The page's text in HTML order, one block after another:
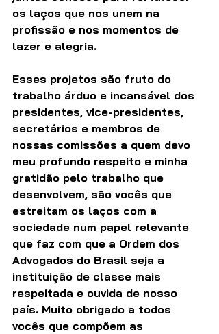
os laços que nos unem na
profissão e nos momentos de
lazer e alegria.
Esses projetos são fruto do
trabalho árduo e incansável dos
presidentes, vice-presidentes,
secretários e membros de
nossas comissões a quem devo
meu profundo respeito e minha
gratidão pelo trabalho que
desenvolvem, são vocês que
estreitam os laços com a
sociedade num papel relevante
que faz com que a Ordem dos
Advogados do Brasil seja a
instituição de classe mais
respeitada e ouvida de nosso
país. Muito obrigado a todos
vocês que compõem as